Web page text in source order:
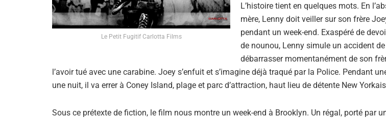
Le Petit Fugitif Carlotta Films
L’histoire tient en quelques mots. En
mère, Lenny doit veiller sur son frère
pendant un week-end. Exaspéré de
de nounou, Lenny simule un accident
débarrasser momentanément de son
l’avoir tué avec une carabine. Joey s’enfuit et s’imagine déjà traqué par la Police. Pendant
une nuit, il va errer à Coney Island, plage et parc d’attraction, haut lieu de détente New
Sous ce prétexte de fiction, le film nous montre un week-end à Brooklyn. Un régal, porté par